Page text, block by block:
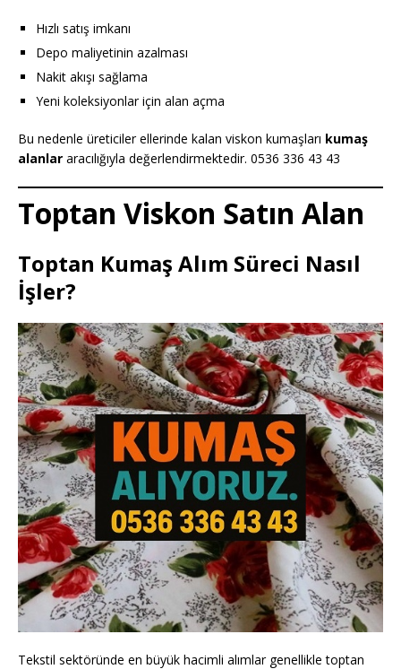
Hızlı satış imkanı
Depo maliyetinin azalması
Nakit akışı sağlama
Yeni koleksiyonlar için alan açma
Bu nedenle üreticiler ellerinde kalan viskon kumaşları kumaş
alanlar aracılığıyla değerlendirmektedir. 0536 336 43 43
Toptan Viskon Satın Alan
Toptan Kumaş Alım Süreci Nasıl
İşler?
Tekstil sektöründe en büyük hacimli alımlar genellikle toptan